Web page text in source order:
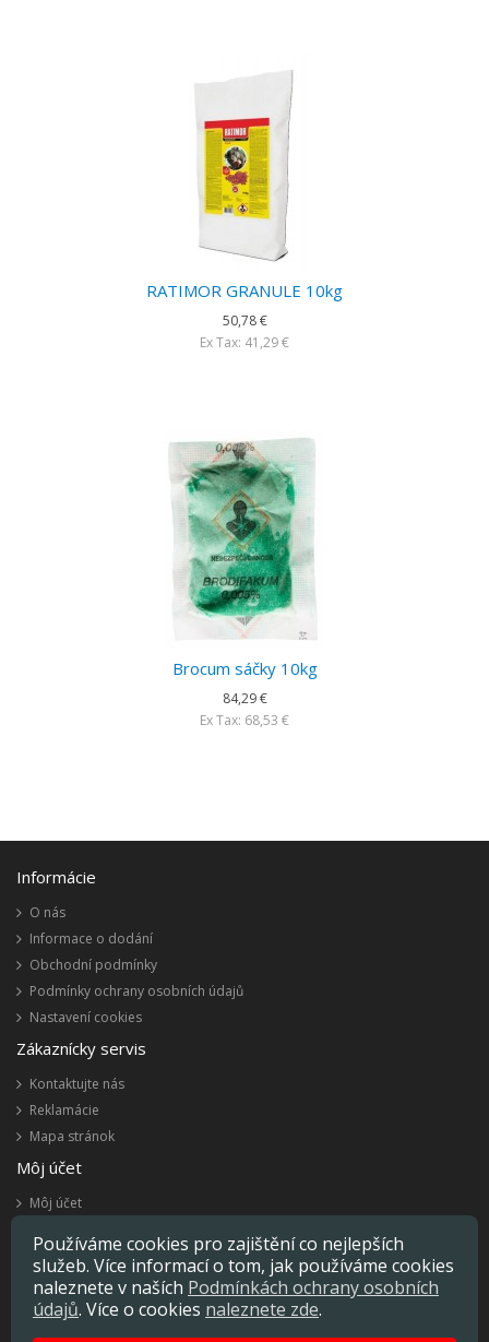
RATIMOR GRANULE 10kg
50,78 €
Ex Tax: 41,29 €
Brocum sáčky 10kg
84,29 €
Ex Tax: 68,53 €
Informácie
O nás
Informace o dodání
Obchodní podmínky
Podmínky ochrany osobních údajů
Nastavení cookies
Zákaznícky servis
Kontaktujte nás
Reklamácie
Mapa stránok
Môj účet
Môj účet
Obľúbené produkty
Novinky
Používáme cookies pro zajištění co nejlepších
služeb. Více informací o tom, jak používáme cookies
naleznete v naších Podmínkách ochrany osobních
údajů. Více o cookies naleznete zde.